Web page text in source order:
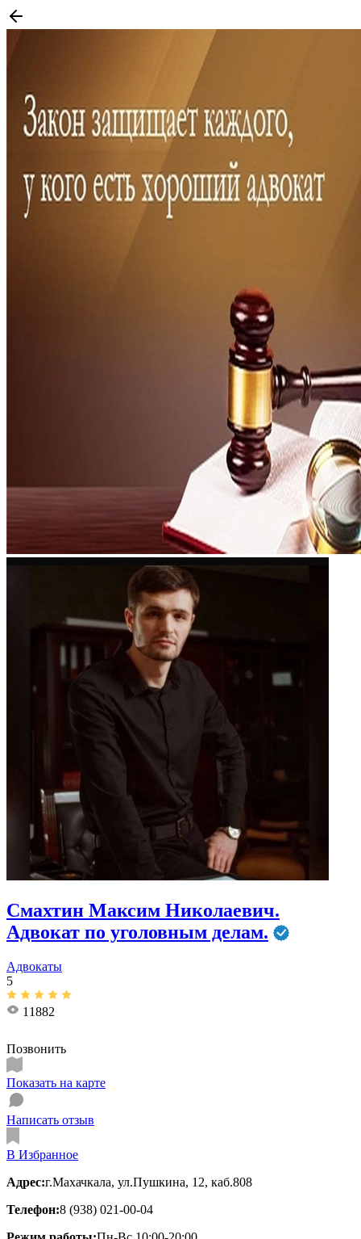
Смахтин Максим Николаевич.
Адвокат по уголовным делам.
Адвокаты
5
11882
Позвонить
Показать на карте
Написать отзыв
В Избранное
Адрес:г.Махачкала, ул.Пушкина, 12, каб.808
Телефон:8 (938) 021-00-04